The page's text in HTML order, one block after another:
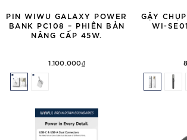
PIN WIWU GALAXY POWER
BANK PC108 – PHIÊN BẢN
NÂNG CẤP 45W.
1.100.000₫
GẬY
WI-